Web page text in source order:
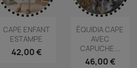
CAPE ENFANT
ESTAMPE
42,00 €
ÉQUIDIA CAPE
AVEC
CAPUCHE...
46,00 €